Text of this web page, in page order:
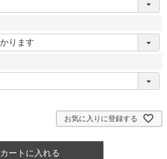
お気に入りに登録する
カートに入れる